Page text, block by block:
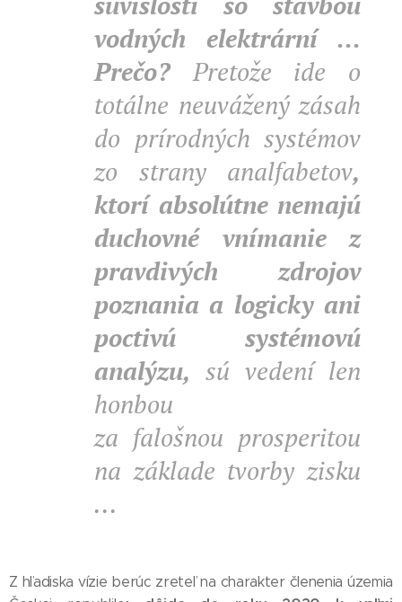
vodných elektrární ...
Prečo?Pretože ide o
totálne neuvážený zásah
do prírodných systémov
zo strany analfabetov,
ktorí absolútne nemajú
duchovné vnímanie z
pravdivých zdrojov
poznania a logicky ani
poctivú systémovú
analýzu,sú vedení len
honbou
za falošnou prosperitou
na základe tvorby zisku
...
Z hľadiska vízie berúc zreteľ na charakter členenia územia